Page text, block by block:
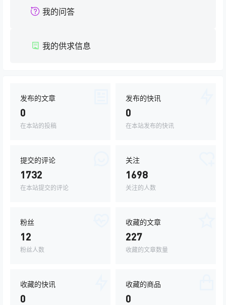
我的问答
我的供求信息
发布的文章
0
在本站的投稿
发布的快讯
0
在本站发布的快讯
提交的评论
1732
在本站提交的评论
关注
1698
关注的人数
粉丝
12
粉丝人数
收藏的文章
227
收藏的文章数量
收藏的快讯
0
收藏的商品
0